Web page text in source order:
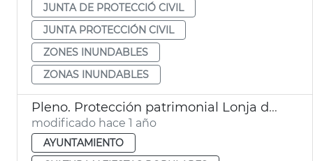
JUNTA DE PROTECCIÓ CIVIL
JUNTA PROTECCIÓN CIVIL
ZONES INUNDABLES
ZONAS INUNDABLES
Pleno. Protección patrimonial Lonja de Feria València y refugios antiaéreos de València
modificado hace 1 año
AYUNTAMIENTO